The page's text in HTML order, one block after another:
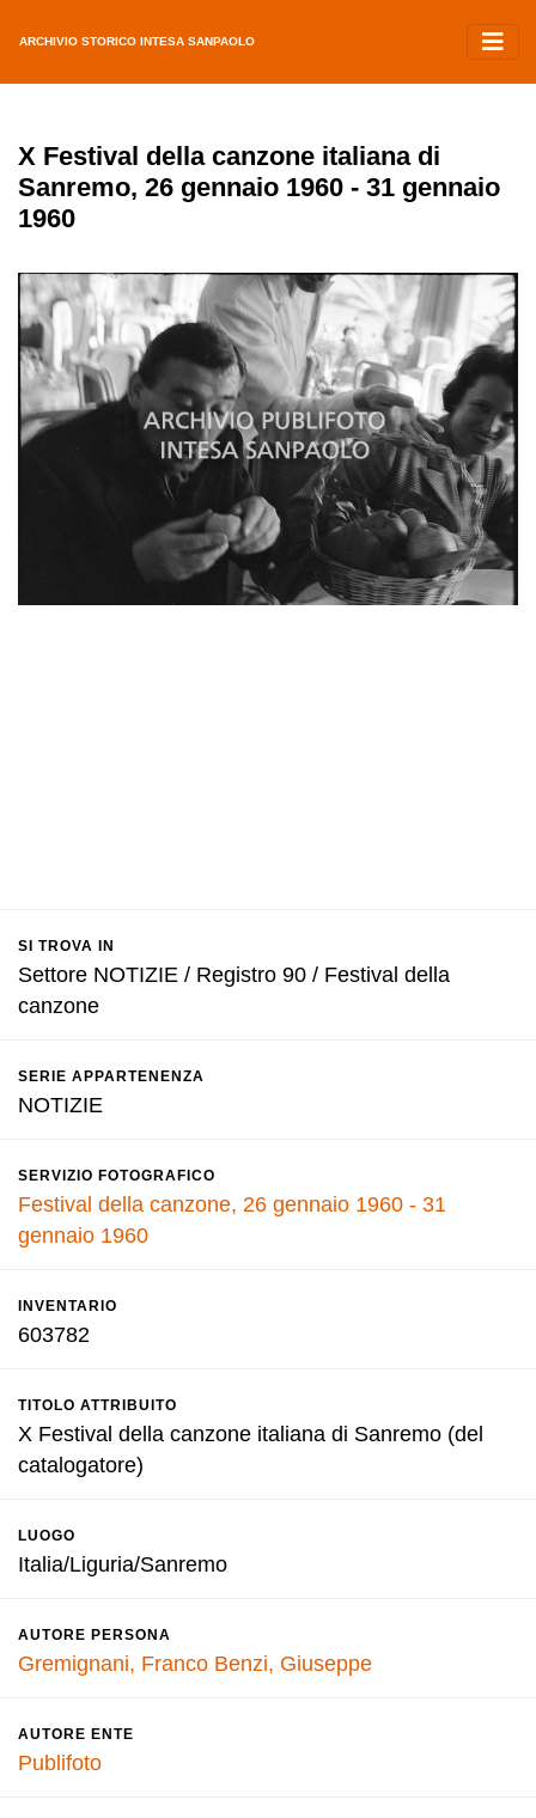
ARCHIVIO STORICO INTESA SANPAOLO
X Festival della canzone italiana di
Sanremo, 26 gennaio 1960 - 31 gennaio
1960
SI TROVA IN
Settore NOTIZIE / Registro 90 / Festival della
canzone
SERIE APPARTENENZA
NOTIZIE
SERVIZIO FOTOGRAFICO
Festival della canzone, 26 gennaio 1960 - 31
gennaio 1960
INVENTARIO
603782
TITOLO ATTRIBUITO
X Festival della canzone italiana di Sanremo (del
catalogatore)
LUOGO
Italia/Liguria/Sanremo
AUTORE PERSONA
Gremignani, Franco Benzi, Giuseppe
AUTORE ENTE
Publifoto